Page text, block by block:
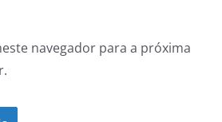
navegador para a próxima